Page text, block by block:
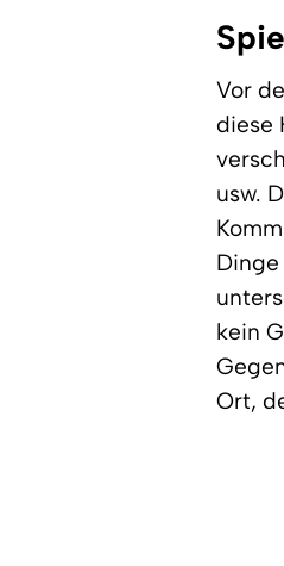
Vor
diese
usw.
kein
Ort,